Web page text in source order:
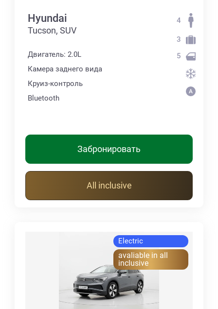
Hyundai
Tucson, SUV
Двигатель: 2.0L
Камера заднего вида
Круиз-контроль
Bluetooth
4
3
5
Забронировать
All inclusive
Electric
avaliable in all
inclusive